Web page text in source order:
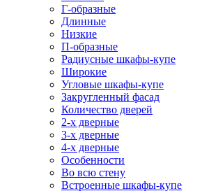
Г-образные
Длинные
Низкие
П-образные
Радиусные шкафы-купе
Широкие
Угловые шкафы-купе
Закругленный фасад
Количество дверей
2-х дверные
3-х дверные
4-х дверные
Особенности
Во всю стену
Встроенные шкафы-купе